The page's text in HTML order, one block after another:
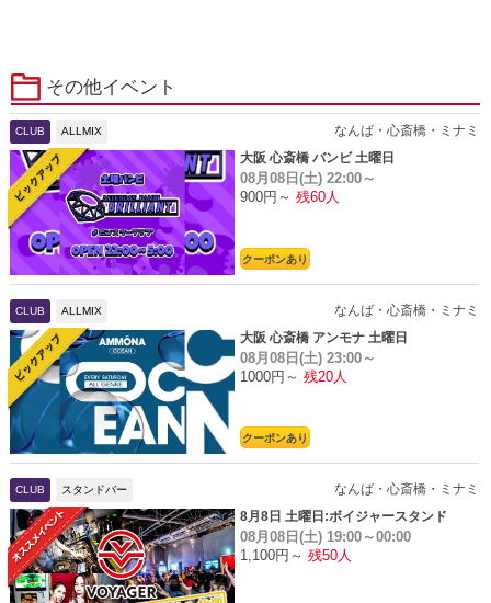
その他イベント
CLUB ALLMIX
なんば・心斎橋・ミナミ
大阪 心斎橋 バンビ 土曜日
08月08日(土) 22:00～
900円～ 残60人
クーポンあり
CLUB ALLMIX
なんば・心斎橋・ミナミ
大阪 心斎橋 アンモナ 土曜日
08月08日(土) 23:00～
1000円～ 残20人
クーポンあり
CLUB スタンドバー
なんば・心斎橋・ミナミ
8月8日 土曜日:ボイジャースタンド
08月08日(土) 19:00～00:00
1,100円～ 残50人